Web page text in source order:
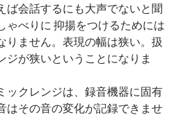
ば会話するにも大声でないと聞
ゃべりに 抑揚をつけるためには
りません。表現の幅は狭い。扱
ジが狭いということになりま
ックレンジは、録音機器に固有
はその音の変化が記録できませ